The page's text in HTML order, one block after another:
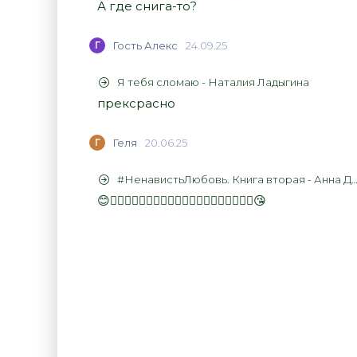
А где снига-то?
Г Гость Алекс 24.09.25
Я тебя сломаю - Наталия Ладыгина
прексрасно
Г Геля 20.06.25
#НенавистьЛюбовь. Книга вторая - Анна Джейн
😊👍🏻👍🏻👍🏻👍🏻👍🏻👍🏻👍🏻👍🏻👍🏻👍🏻😘